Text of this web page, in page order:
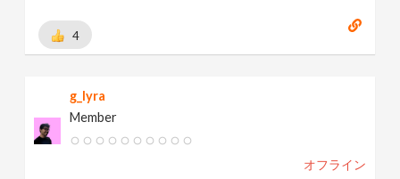
4
g_lyra
Member
オフライン